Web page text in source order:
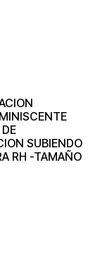
SUBIENDO
RH -TAMAÑO